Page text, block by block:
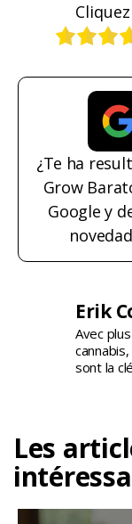
¿Te ha
Grow
Google y
Erik
Avec
sont la
Les